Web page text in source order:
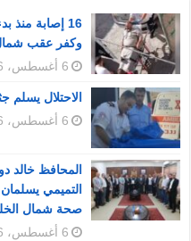
16 إصابة
وكفر عقب
6 أغسطس، 2026
الاحتلال يسلم
6 أغسطس، 2026
المحافظ خالد
التميمي
صحة شمال
6 أغسطس، 2026